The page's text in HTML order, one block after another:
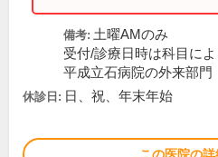
備考: 土曜AMのみ
受付/診療日時は科目に
平成立石病院の外来部門
休診日: 日、祝、年末年始